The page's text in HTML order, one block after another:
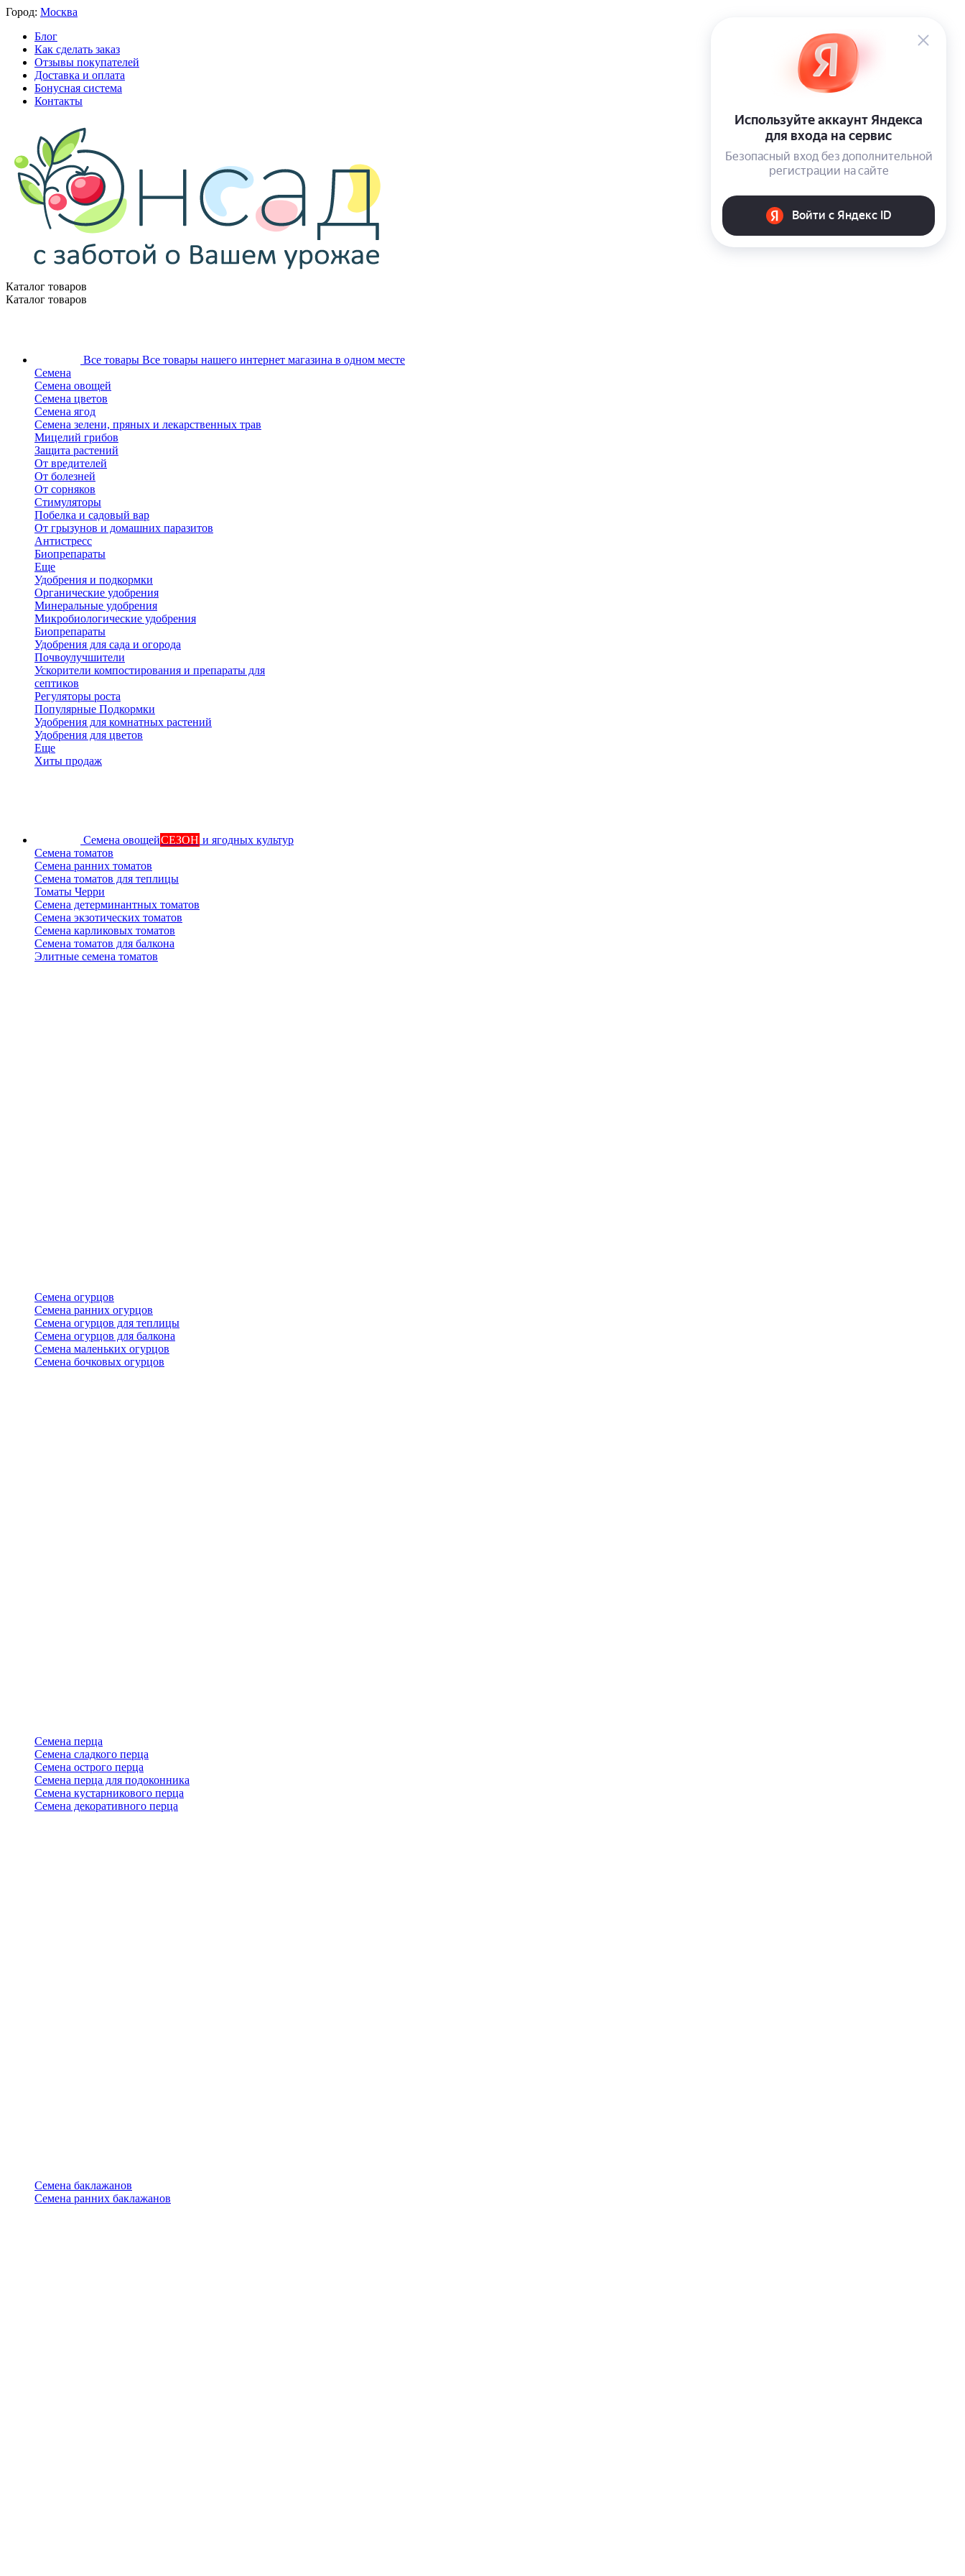
Город: Москва
Блог
Как сделать заказ
Отзывы покупателей
Доставка и оплата
Бонусная система
Контакты
Каталог товаров
Каталог товаров
Все товары Все товары нашего интернет магазина в одном месте
Семена
Семена овощей
Семена цветов
Семена ягод
Семена зелени, пряных и лекарственных трав
Мицелий грибов
Защита растений
От вредителей
От болезней
От сорняков
Стимуляторы
Побелка и садовый вар
От грызунов и домашних паразитов
Антистресс
Биопрепараты
Еще
Удобрения и подкормки
Органические удобрения
Минеральные удобрения
Микробиологические удобрения
Биопрепараты
Удобрения для сада и огорода
Почвоулучшители
Ускорители компостирования и препараты для
септиков
Регуляторы роста
Популярные Подкормки
Удобрения для комнатных растений
Удобрения для цветов
Еще
Хиты продаж
Семена овощейСЕЗОН и ягодных культур
Семена томатов
Семена ранних томатов
Семена томатов для теплицы
Томаты Черри
Семена детерминантных томатов
Семена экзотических томатов
Семена карликовых томатов
Семена томатов для балкона
Элитные семена томатов
Семена огурцов
Семена ранних огурцов
Семена огурцов для теплицы
Семена огурцов для балкона
Семена маленьких огурцов
Семена бочковых огурцов
Семена перца
Семена сладкого перца
Семена острого перца
Семена перца для подоконника
Семена кустарникового перца
Семена декоративного перца
Семена баклажанов
Семена ранних баклажанов